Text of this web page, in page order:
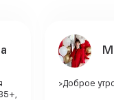
>Доброе